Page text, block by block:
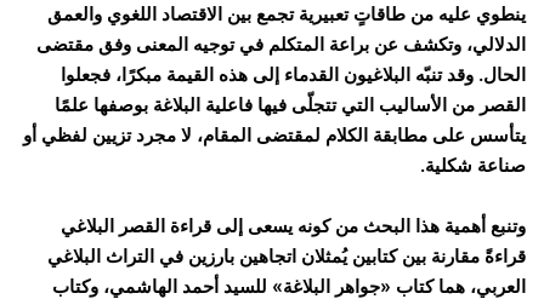
ينطوي عليه من طاقاتٍ تعبيرية تجمع بين الاقتصاد اللغوي والعمق
الدلالي، وتكشف عن براعة المتكلم في توجيه المعنى وفق مقتضى
الحال. وقد تنبّه البلاغيون القدماء إلى هذه القيمة مبكرًا، فجعلوا
القصر من الأساليب التي تتجلّى فيها فاعلية البلاغة بوصفها علمًا
يتأسس على مطابقة الكلام لمقتضى المقام، لا مجرد تزيين لفظي أو
صناعة شكلية.
وتنبع أهمية هذا البحث من كونه يسعى إلى قراءة القصر البلاغي
قراءةً مقارنة بين كتابين يُمثلان اتجاهين بارزين في التراث البلاغي
العربي، هما كتاب «جواهر البلاغة» للسيد أحمد الهاشمي، وكتاب